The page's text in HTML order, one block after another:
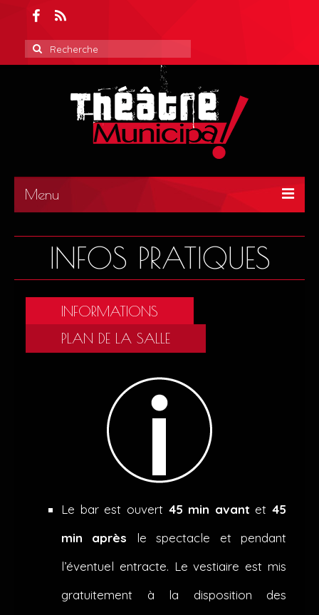
Rechercher
:
Menu
ACCUEIL
ACTUALITÉS
LE THÉÂTRE
ABONNEMENTS
BILLETTERIE
LOCATION DU THÉÂTRE
INFOS PRATIQUES
INFORMATIONS
PLAN DE LA SALLE
Le bar est ouvert 45 min avant et 45
min après le spectacle et pendant
l’éventuel entracte. Le vestiaire est mis
gratuitement à la disposition des